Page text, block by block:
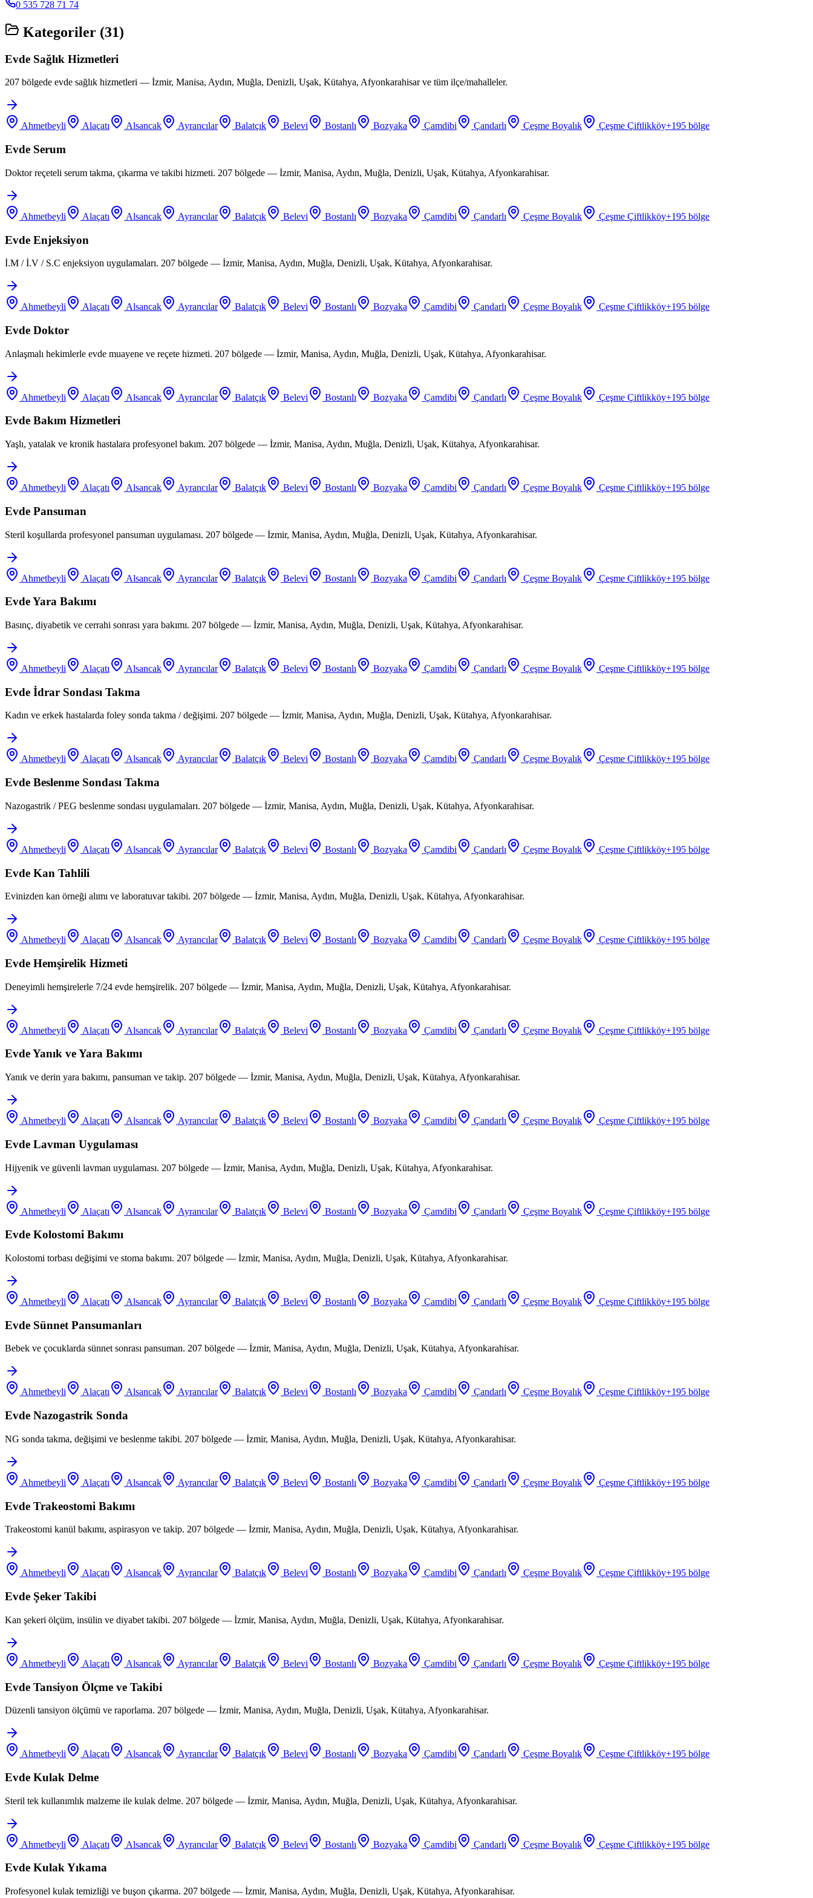
0 535 728 71 74
Kategoriler (31)
Evde Sağlık Hizmetleri
207 bölgede evde sağlık hizmetleri — İzmir, Manisa, Aydın, Muğla, Denizli, Uşak, Kütahya, Afyonkarahisar ve tüm ilçe/mahalleler.
Ahmetbeyli Alaçatı Alsancak Ayrancılar Balatçık Belevi Bostanlı Bozyaka Çamdibi Çandarlı Çeşme Boyalık Çeşme Çiftlikköy+195 bölge
Evde Serum
Doktor reçeteli serum takma, çıkarma ve takibi hizmeti. 207 bölgede — İzmir, Manisa, Aydın, Muğla, Denizli, Uşak, Kütahya, Afyonkarahisar.
Ahmetbeyli Alaçatı Alsancak Ayrancılar Balatçık Belevi Bostanlı Bozyaka Çamdibi Çandarlı Çeşme Boyalık Çeşme Çiftlikköy+195 bölge
Evde Enjeksiyon
İ.M / İ.V / S.C enjeksiyon uygulamaları. 207 bölgede — İzmir, Manisa, Aydın, Muğla, Denizli, Uşak, Kütahya, Afyonkarahisar.
Ahmetbeyli Alaçatı Alsancak Ayrancılar Balatçık Belevi Bostanlı Bozyaka Çamdibi Çandarlı Çeşme Boyalık Çeşme Çiftlikköy+195 bölge
Evde Doktor
Anlaşmalı hekimlerle evde muayene ve reçete hizmeti. 207 bölgede — İzmir, Manisa, Aydın, Muğla, Denizli, Uşak, Kütahya, Afyonkarahisar.
Ahmetbeyli Alaçatı Alsancak Ayrancılar Balatçık Belevi Bostanlı Bozyaka Çamdibi Çandarlı Çeşme Boyalık Çeşme Çiftlikköy+195 bölge
Evde Bakım Hizmetleri
Yaşlı, yatalak ve kronik hastalara profesyonel bakım. 207 bölgede — İzmir, Manisa, Aydın, Muğla, Denizli, Uşak, Kütahya, Afyonkarahisar.
Ahmetbeyli Alaçatı Alsancak Ayrancılar Balatçık Belevi Bostanlı Bozyaka Çamdibi Çandarlı Çeşme Boyalık Çeşme Çiftlikköy+195 bölge
Evde Pansuman
Steril koşullarda profesyonel pansuman uygulaması. 207 bölgede — İzmir, Manisa, Aydın, Muğla, Denizli, Uşak, Kütahya, Afyonkarahisar.
Ahmetbeyli Alaçatı Alsancak Ayrancılar Balatçık Belevi Bostanlı Bozyaka Çamdibi Çandarlı Çeşme Boyalık Çeşme Çiftlikköy+195 bölge
Evde Yara Bakımı
Basınç, diyabetik ve cerrahi sonrası yara bakımı. 207 bölgede — İzmir, Manisa, Aydın, Muğla, Denizli, Uşak, Kütahya, Afyonkarahisar.
Ahmetbeyli Alaçatı Alsancak Ayrancılar Balatçık Belevi Bostanlı Bozyaka Çamdibi Çandarlı Çeşme Boyalık Çeşme Çiftlikköy+195 bölge
Evde İdrar Sondası Takma
Kadın ve erkek hastalarda foley sonda takma / değişimi. 207 bölgede — İzmir, Manisa, Aydın, Muğla, Denizli, Uşak, Kütahya, Afyonkarahisar.
Ahmetbeyli Alaçatı Alsancak Ayrancılar Balatçık Belevi Bostanlı Bozyaka Çamdibi Çandarlı Çeşme Boyalık Çeşme Çiftlikköy+195 bölge
Evde Beslenme Sondası Takma
Nazogastrik / PEG beslenme sondası uygulamaları. 207 bölgede — İzmir, Manisa, Aydın, Muğla, Denizli, Uşak, Kütahya, Afyonkarahisar.
Ahmetbeyli Alaçatı Alsancak Ayrancılar Balatçık Belevi Bostanlı Bozyaka Çamdibi Çandarlı Çeşme Boyalık Çeşme Çiftlikköy+195 bölge
Evde Kan Tahlili
Evinizden kan örneği alımı ve laboratuvar takibi. 207 bölgede — İzmir, Manisa, Aydın, Muğla, Denizli, Uşak, Kütahya, Afyonkarahisar.
Ahmetbeyli Alaçatı Alsancak Ayrancılar Balatçık Belevi Bostanlı Bozyaka Çamdibi Çandarlı Çeşme Boyalık Çeşme Çiftlikköy+195 bölge
Evde Hemşirelik Hizmeti
Deneyimli hemşirelerle 7/24 evde hemşirelik. 207 bölgede — İzmir, Manisa, Aydın, Muğla, Denizli, Uşak, Kütahya, Afyonkarahisar.
Ahmetbeyli Alaçatı Alsancak Ayrancılar Balatçık Belevi Bostanlı Bozyaka Çamdibi Çandarlı Çeşme Boyalık Çeşme Çiftlikköy+195 bölge
Evde Yanık ve Yara Bakımı
Yanık ve derin yara bakımı, pansuman ve takip. 207 bölgede — İzmir, Manisa, Aydın, Muğla, Denizli, Uşak, Kütahya, Afyonkarahisar.
Ahmetbeyli Alaçatı Alsancak Ayrancılar Balatçık Belevi Bostanlı Bozyaka Çamdibi Çandarlı Çeşme Boyalık Çeşme Çiftlikköy+195 bölge
Evde Lavman Uygulaması
Hijyenik ve güvenli lavman uygulaması. 207 bölgede — İzmir, Manisa, Aydın, Muğla, Denizli, Uşak, Kütahya, Afyonkarahisar.
Ahmetbeyli Alaçatı Alsancak Ayrancılar Balatçık Belevi Bostanlı Bozyaka Çamdibi Çandarlı Çeşme Boyalık Çeşme Çiftlikköy+195 bölge
Evde Kolostomi Bakımı
Kolostomi torbası değişimi ve stoma bakımı. 207 bölgede — İzmir, Manisa, Aydın, Muğla, Denizli, Uşak, Kütahya, Afyonkarahisar.
Ahmetbeyli Alaçatı Alsancak Ayrancılar Balatçık Belevi Bostanlı Bozyaka Çamdibi Çandarlı Çeşme Boyalık Çeşme Çiftlikköy+195 bölge
Evde Sünnet Pansumanları
Bebek ve çocuklarda sünnet sonrası pansuman. 207 bölgede — İzmir, Manisa, Aydın, Muğla, Denizli, Uşak, Kütahya, Afyonkarahisar.
Ahmetbeyli Alaçatı Alsancak Ayrancılar Balatçık Belevi Bostanlı Bozyaka Çamdibi Çandarlı Çeşme Boyalık Çeşme Çiftlikköy+195 bölge
Evde Nazogastrik Sonda
NG sonda takma, değişimi ve beslenme takibi. 207 bölgede — İzmir, Manisa, Aydın, Muğla, Denizli, Uşak, Kütahya, Afyonkarahisar.
Ahmetbeyli Alaçatı Alsancak Ayrancılar Balatçık Belevi Bostanlı Bozyaka Çamdibi Çandarlı Çeşme Boyalık Çeşme Çiftlikköy+195 bölge
Evde Trakeostomi Bakımı
Trakeostomi kanül bakımı, aspirasyon ve takip. 207 bölgede — İzmir, Manisa, Aydın, Muğla, Denizli, Uşak, Kütahya, Afyonkarahisar.
Ahmetbeyli Alaçatı Alsancak Ayrancılar Balatçık Belevi Bostanlı Bozyaka Çamdibi Çandarlı Çeşme Boyalık Çeşme Çiftlikköy+195 bölge
Evde Şeker Takibi
Kan şekeri ölçüm, insülin ve diyabet takibi. 207 bölgede — İzmir, Manisa, Aydın, Muğla, Denizli, Uşak, Kütahya, Afyonkarahisar.
Ahmetbeyli Alaçatı Alsancak Ayrancılar Balatçık Belevi Bostanlı Bozyaka Çamdibi Çandarlı Çeşme Boyalık Çeşme Çiftlikköy+195 bölge
Evde Tansiyon Ölçme ve Takibi
Düzenli tansiyon ölçümü ve raporlama. 207 bölgede — İzmir, Manisa, Aydın, Muğla, Denizli, Uşak, Kütahya, Afyonkarahisar.
Ahmetbeyli Alaçatı Alsancak Ayrancılar Balatçık Belevi Bostanlı Bozyaka Çamdibi Çandarlı Çeşme Boyalık Çeşme Çiftlikköy+195 bölge
Evde Kulak Delme
Steril tek kullanımlık malzeme ile kulak delme. 207 bölgede — İzmir, Manisa, Aydın, Muğla, Denizli, Uşak, Kütahya, Afyonkarahisar.
Ahmetbeyli Alaçatı Alsancak Ayrancılar Balatçık Belevi Bostanlı Bozyaka Çamdibi Çandarlı Çeşme Boyalık Çeşme Çiftlikköy+195 bölge
Evde Kulak Yıkama
Profesyonel kulak temizliği ve buşon çıkarma. 207 bölgede — İzmir, Manisa, Aydın, Muğla, Denizli, Uşak, Kütahya, Afyonkarahisar.